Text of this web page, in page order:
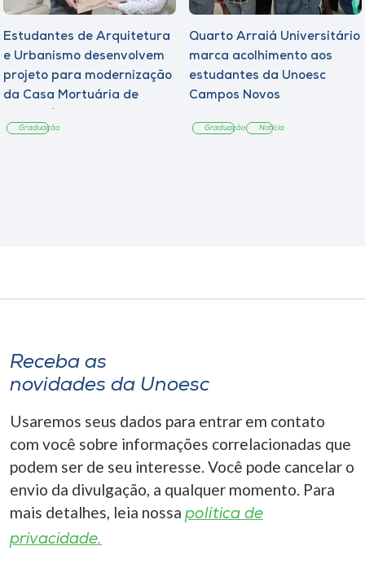
Estudantes de Arquitetura
e Urbanismo desenvolvem
projeto para modernização
da Casa Mortuária de
Graduação
Quarto Arraiá Universitário
marca acolhimento aos
estudantes da Unoesc
Campos Novos
Graduação Notícia
Receba as
novidades da Unoesc
Usaremos seus dados para entrar em contato
com você sobre informações correlacionadas que
podem ser de seu interesse. Você pode cancelar o
envio da divulgação, a qualquer momento. Para
mais detalhes, leia nossa política de
privacidade.